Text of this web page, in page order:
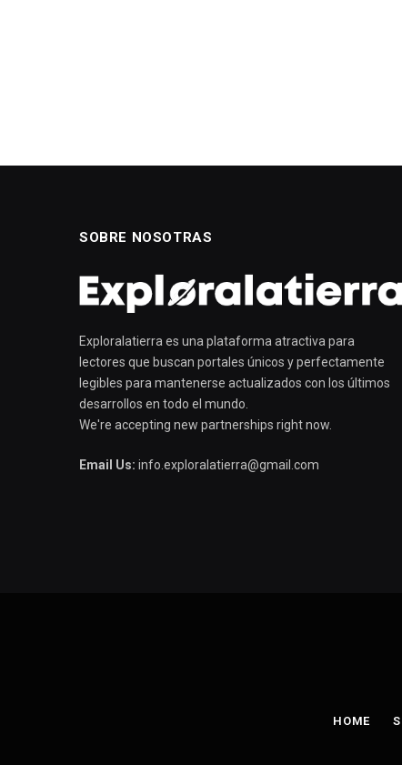
SOBRE NOSOTRAS
Exploralatierra es una plataforma atractiva para
lectores que buscan portales únicos y perfectamente
legibles para mantenerse actualizados con los últimos
desarrollos en todo el mundo.
We're accepting new partnerships right now.
Email Us: info.exploralatierra@gmail.com
HOME